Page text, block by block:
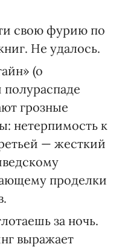
свою фурию по
Не удалось.
(о
грозные
нетерпимость к
— жесткий
проделки
за ночь.
выражает